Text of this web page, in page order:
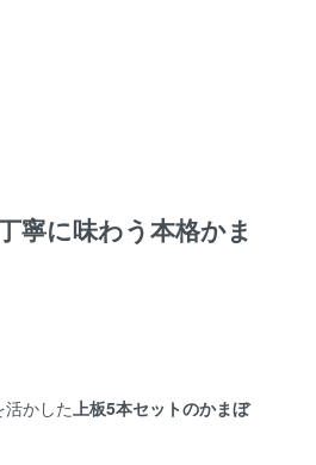
寧に味わう本格かま
かした上板5本セットのかまぼ